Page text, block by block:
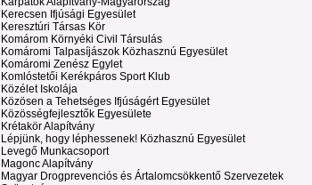
Kerecsen Ifjúsági Egyesület
Keresztúri Társas Kör
Komárom Környéki Civil Társulás
Komáromi Talpasíjászok Közhasznú Egyesület
Komáromi Zenész Egylet
Komlóstetői Kerékpáros Sport Klub
Közélet Iskolája
Közösen a Tehetséges Ifjúságért Egyesület
Közösségfejlesztők Egyesülete
Krétakör Alapítvány
Lépjünk, hogy léphessenek! Közhasznú Egyesület
Levegő Munkacsoport
Magonc Alapítvány
Magyar Drogprevenciós és Ártalomcsökkentő Szervezetek